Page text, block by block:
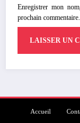
Enregistrer mon
prochain commentaire.
Accueil